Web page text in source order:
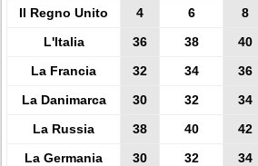
Il Regno Unito
4 6 8
L'Italia
36 38 40
La Francia
32 34 36
La Danimarca
30 32 34
La Russia
38 40 42
La Germania
30 32 34